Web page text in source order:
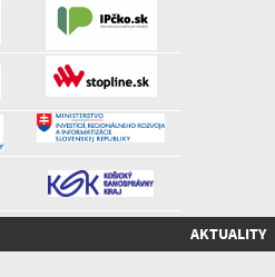
AKTUALITY